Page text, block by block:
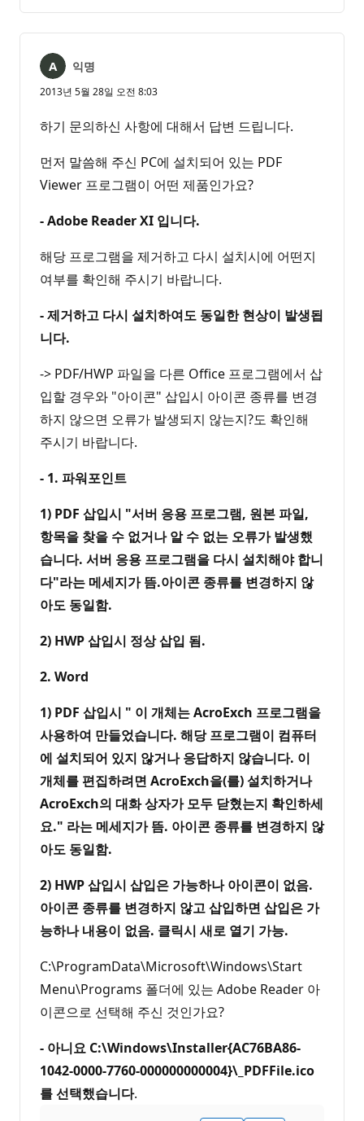
음
익명
2013년 5월 28일 오전 8:03
하기 문의하신 사항에 대해서 답변 드립니다.
먼저 말씀해 주신 PC에 설치되어 있는 PDF
Viewer 프로그램이 어떤 제품인가요?
- Adobe Reader XI 입니다.
해당 프로그램을 제거하고 다시 설치시에 어떤지
여부를 확인해 주시기 바랍니다.
- 제거하고 다시 설치하여도 동일한 현상이 발생됩
니다.
-> PDF/HWP 파일을 다른 Office 프로그램에서 삽
입할 경우와 "아이콘" 삽입시 아이콘 종류를 변경
하지 않으면 오류가 발생되지 않는지?도 확인해
주시기 바랍니다.
- 1. 파워포인트
1) PDF 삽입시 "서버 응용 프로그램, 원본 파일,
항목을 찾을 수 없거나 알 수 없는 오류가 발생했
습니다. 서버 응용 프로그램을 다시 설치해야 합니
다"라는 메세지가 뜸.아이콘 종류를 변경하지 않
아도 동일함.
2) HWP 삽입시 정상 삽입 됨.
2. Word
1) PDF 삽입시 " 이 개체는 AcroExch 프로그램을
사용하여 만들었습니다. 해당 프로그램이 컴퓨터
에 설치되어 있지 않거나 응답하지 않습니다. 이
개체를 편집하려면 AcroExch을(를) 설치하거나
AcroExch의 대화 상자가 모두 닫혔는지 확인하세
요." 라는 메세지가 뜸. 아이콘 종류를 변경하지 않
아도 동일함.
2) HWP 삽입시 삽입은 가능하나 아이콘이 없음.
아이콘 종류를 변경하지 않고 삽입하면 삽입은 가
능하나 내용이 없음. 클릭시 새로 열기 가능.
C:\ProgramData\Microsoft\Windows\Start
Menu\Programs 폴더에 있는 Adobe Reader 아
이콘으로 선택해 주신 것인가요?
- 아니요 C:\Windows\Installer{AC76BA86-
1042-0000-7760-000000000004}\_PDFFile.ico
를 선택했습니다.